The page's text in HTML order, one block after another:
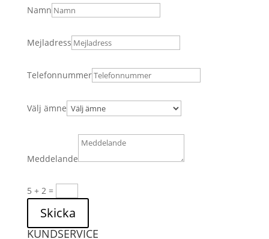
Namn
Mejladress
Telefonnummer
Välj ämne
Meddelande
5 + 2=
Skicka
KUNDSERVICE